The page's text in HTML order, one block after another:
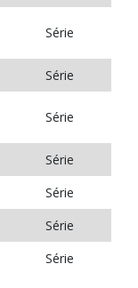
Série
Série
Série
Série
Série
Série
Série